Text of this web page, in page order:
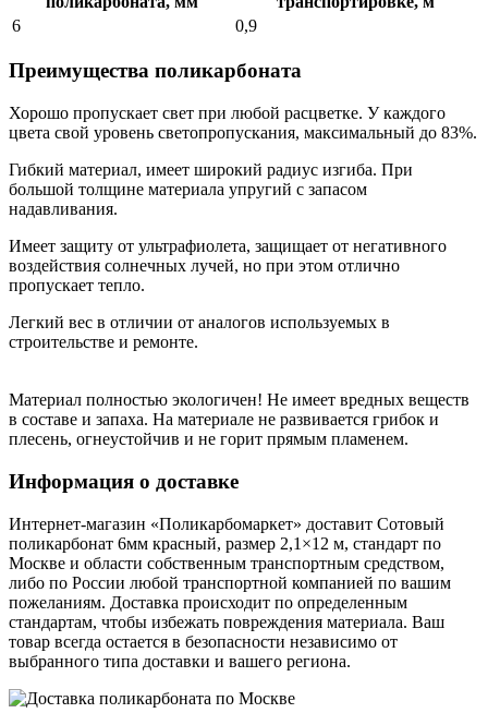
6
0,9
Преимущества поликарбоната
Хорошо пропускает свет при любой расцветке. У каждого
цвета свой уровень светопропускания, максимальный до 83%.
Гибкий материал, имеет широкий радиус изгиба. При
большой толщине материала упругий с запасом
надавливания.
Имеет защиту от ультрафиолета, защищает от негативного
воздействия солнечных лучей, но при этом отлично
пропускает тепло.
Легкий вес в отличии от аналогов используемых в
строительстве и ремонте.
Материал полностью экологичен! Не имеет вредных веществ
в составе и запаха. На материале не развивается грибок и
плесень, огнеустойчив и не горит прямым пламенем.
Информация о доставке
Интернет-магазин «Поликарбомаркет» доставит Сотовый
поликарбонат 6мм красный, размер 2,1×12 м, стандарт по
Москве и области собственным транспортным средством,
либо по России любой транспортной компанией по вашим
пожеланиям. Доставка происходит по определенным
стандартам, чтобы избежать повреждения материала. Ваш
товар всегда остается в безопасности независимо от
выбранного типа доставки и вашего региона.